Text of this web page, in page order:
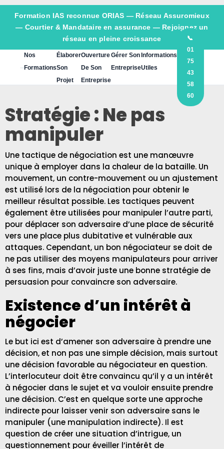
Formation IAS reconnue ORIAS — Réseau Assuromieux
— Courtier & Mandataire en assurance — Rejoignez un
réseau en pleine croissance
Nos
Formations
Élaborer
Son
Projet
Ouverture
De Son
Entreprise
Gérer Son
Entreprise
Informations
Utiles
📞
01
75
43
58
60
Stratégie : Ne pas
manipuler
Une tactique de négociation est une manœuvre
unique à employer dans la chaleur de la bataille. Un
mouvement, un contre-mouvement ou un ajustement
est utilisé lors de la négociation pour obtenir le
meilleur résultat possible. Les tactiques peuvent
également être utilisées pour manipuler l’autre parti,
pour déplacer son adversaire d’une place de sécurité
vers une place plus dubitative et vulnérable aux
attaques. Cependant, un bon négociateur se doit de
ne pas utiliser des moyens manipulateurs pour arriver
à ses fins, mais d’avoir juste une bonne stratégie de
persuasion pour convaincre son adversaire.
Existence d’un intérêt à
négocier
Le but ici est d’amener son adversaire à prendre une
décision, et non pas une simple décision, mais surtout
une décision favorable au négociateur en question.
L’interlocuteur doit être convaincu qu’il y a un intérêt
à négocier dans le sujet et va vouloir ensuite prendre
une décision. C’est en quelque sorte une approche
indirecte pour laisser venir son adversaire sans le
manipuler (une manipulation indirecte). Il est
question de créer une situation d’intrigue, un
questionnement pour éveiller l’intérêt de